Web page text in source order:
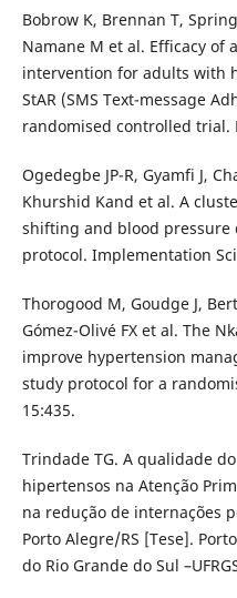
Bobrow K, Brennan T,
Namane M et al. Efficacy of
intervention for adults with
StAR (SMS Text-message
randomised controlled trial.
Ogedegbe JP-R, Gyamfi J,
Khurshid Kand et al. A
shifting and blood pressure
protocol. Implementation
Thorogood M, Goudge J,
Gómez-Olivé FX et al. The
improve hypertension
study protocol for a
15:435.
Trindade TG. A qualidade
hipertensos na Atenção
na redução de internações
Porto Alegre/RS [Tese].
do Rio Grande do Sul